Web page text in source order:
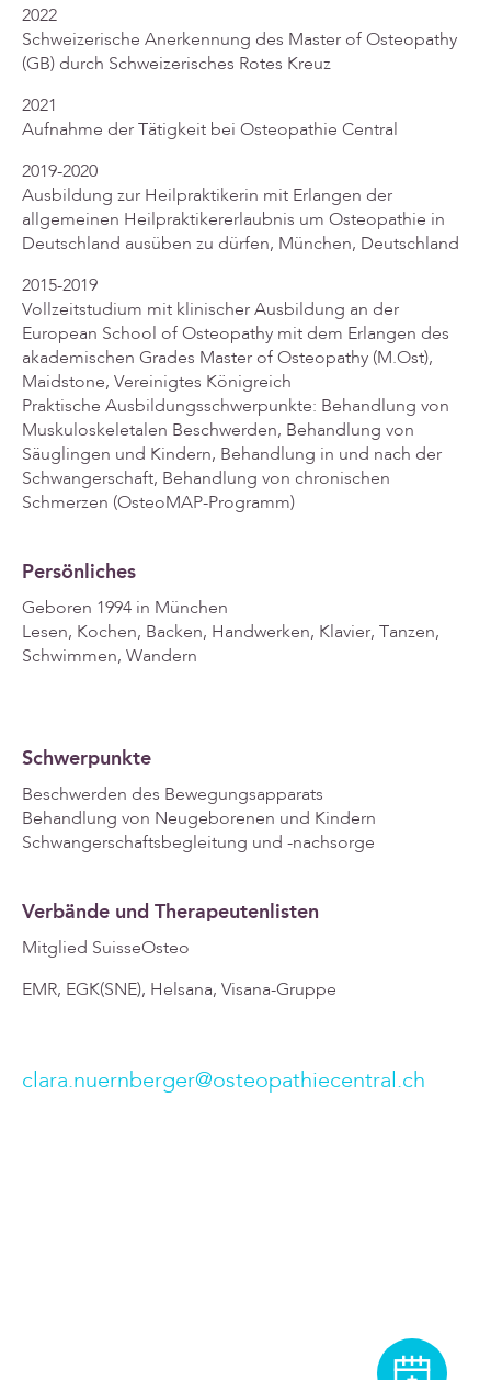
2022
Schweizerische Anerkennung des Master of Osteopathy
(GB) durch Schweizerisches Rotes Kreuz
2021
Aufnahme der Tätigkeit bei Osteopathie Central
2019-2020
Ausbildung zur Heilpraktikerin mit Erlangen der
allgemeinen Heilpraktikererlaubnis um Osteopathie in
Deutschland ausüben zu dürfen, München, Deutschland
2015-2019
Vollzeitstudium mit klinischer Ausbildung an der
European School of Osteopathy mit dem Erlangen des
akademischen Grades Master of Osteopathy (M.Ost),
Maidstone, Vereinigtes Königreich
Praktische Ausbildungsschwerpunkte: Behandlung von
Muskuloskeletalen Beschwerden, Behandlung von
Säuglingen und Kindern, Behandlung in und nach der
Schwangerschaft, Behandlung von chronischen
Schmerzen (OsteoMAP-Programm)
Persönliches
Geboren 1994 in München
Lesen, Kochen, Backen, Handwerken, Klavier, Tanzen,
Schwimmen, Wandern
Schwerpunkte
Beschwerden des Bewegungsapparats
Behandlung von Neugeborenen und Kindern
Schwangerschaftsbegleitung und -nachsorge
Verbände und Therapeutenlisten
Mitglied SuisseOsteo
EMR, EGK(SNE), Helsana, Visana-Gruppe
clara.nuernberger@osteopathiecentral.ch